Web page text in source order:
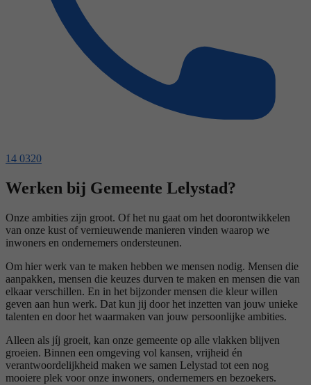
14 0320
Werken bij Gemeente Lelystad?
Onze ambities zijn groot. Of het nu gaat om het doorontwikkelen
van onze kust of vernieuwende manieren vinden waarop we
inwoners en ondernemers ondersteunen.
Om hier werk van te maken hebben we mensen nodig. Mensen die
aanpakken, mensen die keuzes durven te maken en mensen die van
elkaar verschillen. En in het bijzonder mensen die kleur willen
geven aan hun werk. Dat kun jij door het inzetten van jouw unieke
talenten en door het waarmaken van jouw persoonlijke ambities.
Alleen als jíj groeit, kan onze gemeente op alle vlakken blijven
groeien. Binnen een omgeving vol kansen, vrijheid én
verantwoordelijkheid maken we samen Lelystad tot een nog
mooiere plek voor onze inwoners, ondernemers en bezoekers.